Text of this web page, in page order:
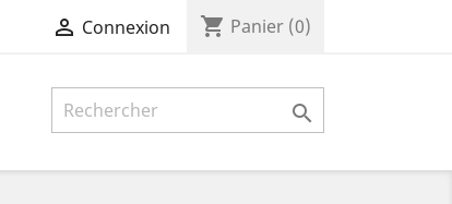
 Connexion shopping_cart Panier (0)
